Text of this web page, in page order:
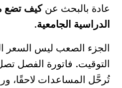
عادة بالبحث عنكيف تضع
الدراسية الجامعية.
الجزء الصعب ليس السعر
التوقيت. فاتورة الفصل
تُرحَّل المساعدات لاحقًا،